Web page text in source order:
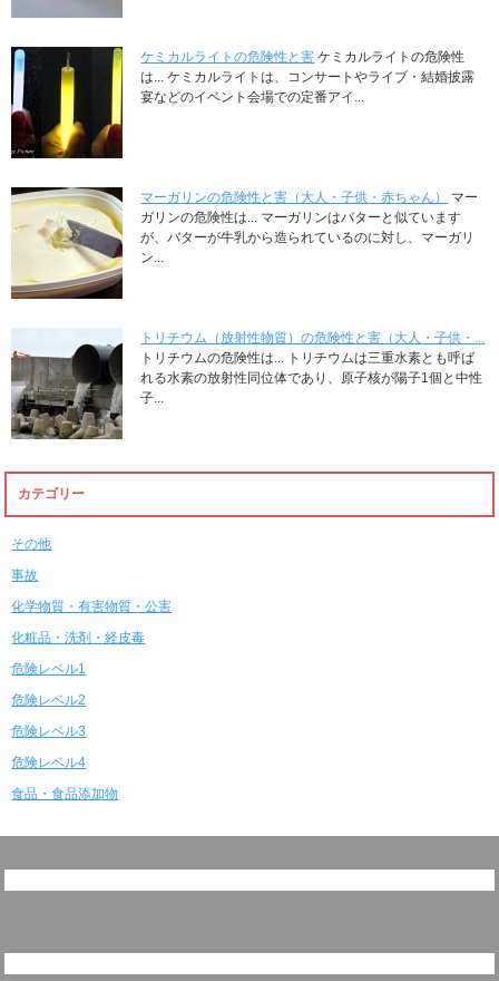
ケミカルライトの危険性と害 ケミカルライトの危険性
は... ケミカルライトは、コンサートやライブ・結婚披露
宴などのイベント会場での定番アイ...
マーガリンの危険性と害（大人・子供・赤ちゃん）
マー
ガリンの危険性は... マーガリンはバターと似ています
が、バターが牛乳から造られているのに対し、マーガリ
ン...
トリチウム（放射性物質）の危険性と害（大人・子供・...
トリチウムの危険性は... トリチウムは三重水素とも呼ば
れる水素の放射性同位体であり、原子核が陽子1個と中性
子...
カテゴリー
その他
事故
化学物質・有害物質・公害
化粧品・洗剤・経皮毒
危険レベル1
危険レベル2
危険レベル3
危険レベル4
食品・食品添加物